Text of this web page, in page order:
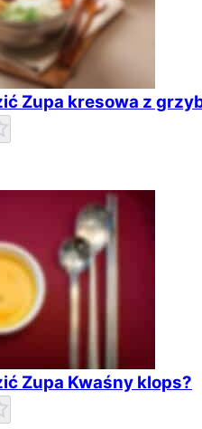
Zupa kresowa z
Zupa Kwaśny klops?